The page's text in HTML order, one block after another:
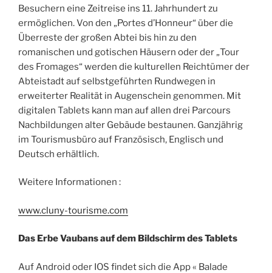
Besuchern eine Zeitreise ins 11. Jahrhundert zu
ermöglichen. Von den „Portes d’Honneur“ über die
Überreste der großen Abtei bis hin zu den
romanischen und gotischen Häusern oder der „Tour
des Fromages“ werden die kulturellen Reichtümer der
Abteistadt auf selbstgeführten Rundwegen in
erweiterter Realität in Augenschein genommen. Mit
digitalen Tablets kann man auf allen drei Parcours
Nachbildungen alter Gebäude bestaunen. Ganzjährig
im Tourismusbüro auf Französisch, Englisch und
Deutsch erhältlich.
Weitere Informationen :
www.cluny-tourisme.com
Das Erbe Vaubans auf dem Bildschirm des Tablets
Auf Android oder IOS findet sich die App « Balade